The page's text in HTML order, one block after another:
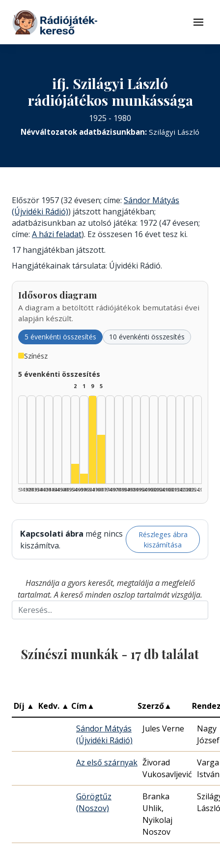
Tovább a tartalomhoz
Menü
ifj. Szilágyi László
rádiójátékos munkássága
1925 - 1980
Névváltozatok adatbázisunkban: Szilágyi László
Először 1957 (32 évesen; címe: Sándor Mátyás
(Újvidéki Rádió)) játszott hangjátékban;
adatbázisunkban az utolsó játéka: 1972 (47 évesen;
címe: A házi feladat). Ez összesen 16 évet tesz ki.
17 hangjátékban játszott.
Hangjátékainak társulata: Újvidéki Rádió.
Idősoros diagram
A diagram a betöltött rádiójátékok bemutatási évei
alapján készült.
5 évenkénti összesítés 10 évenkénti összesítés
Színész
5 évenkénti összesítés
1925–1929
1930–1934
1935–1939
1940–1944
1945–1949
1950–1954
2
1955–1959
1
Színész, 1960–1964: 1
1960–1964
9
1965–1969
5
1970–1974
1975–1979
1980–1984
1985–1989
1990–1994
1995–1999
2000–2004
2005–2009
2010–2014
2015–2019
2020–2024
2025–2026
Kapcsolati ábra még nincs
kiszámítva.
Részleges ábra
kiszámítása
Használja a gyors keresőt, megtalálja a megfelelő
tartalmat. A kereső minden oszlop tartalmát vizsgálja.
Színészi munkák - 17 db találat
Díj ▲ Kedv. ▲ Cím▲ Szerző▲
Sándor Mátyás
(Újvidéki Rádió)
Jules Verne
Nagy
József
Az első szárnyak Živorad
Vukosavljević
Varga
István
Görögtűz
(Noszov)
Branka
Uhlik,
Nyikolaj
Noszov
László